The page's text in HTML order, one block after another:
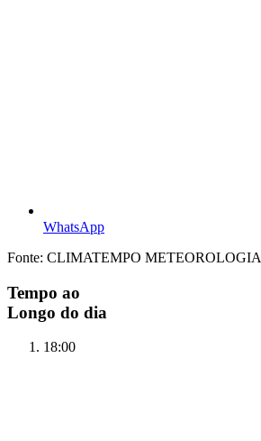
WhatsApp
Fonte: CLIMATEMPO METEOROLOGIA
Tempo ao
Longo do dia
18:00